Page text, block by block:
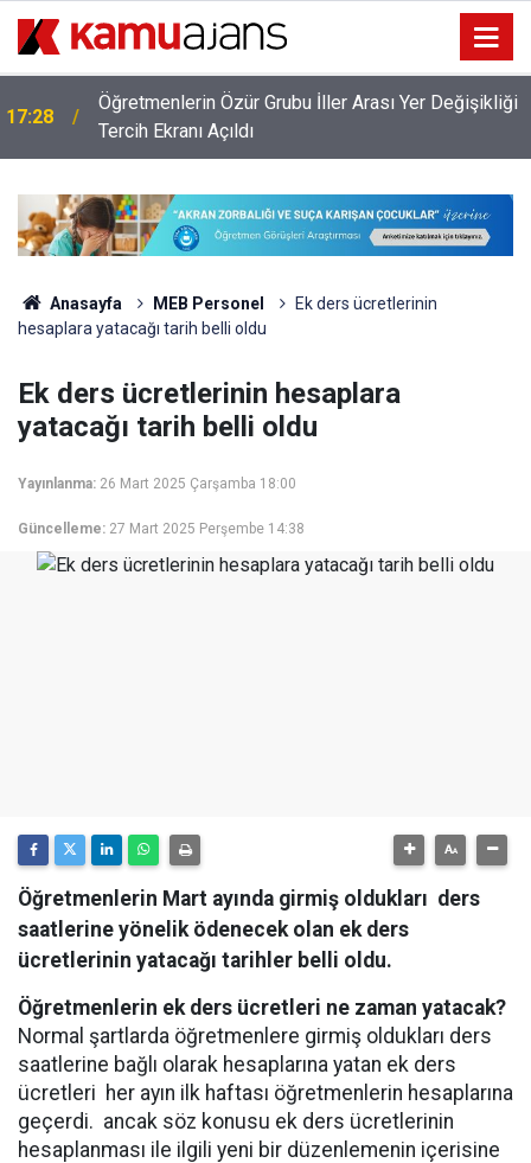
17:28
Öğretmenlerin Özür Grubu İller Arası Yer Değişikliği
Tercih Ekranı Açıldı
Anasayfa MEB Personel
Ek ders ücretlerinin
hesaplara yatacağı tarih belli oldu
Ek ders ücretlerinin hesaplara
yatacağı tarih belli oldu
Yayınlanma: 26 Mart 2025 Çarşamba 18:00
Güncelleme: 27 Mart 2025 Perşembe 14:38
Öğretmenlerin Mart ayında girmiş oldukları ders
saatlerine yönelik ödenecek olan ek ders
ücretlerinin yatacağı tarihler belli oldu.
Öğretmenlerin ek ders ücretleri ne zaman yatacak?
Normal şartlarda öğretmenlere girmiş oldukları ders
saatlerine bağlı olarak hesaplarına yatan ek ders
ücretleri her ayın ilk haftası öğretmenlerin hesaplarına
geçerdi. ancak söz konusu ek ders ücretlerinin
hesaplanması ile ilgili yeni bir düzenlemenin içerisine